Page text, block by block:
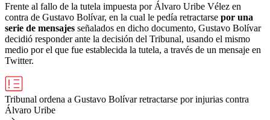
Frente al fallo de la tutela impuesta por Álvaro Uribe Vélez en
contra de Gustavo Bolívar, en la cual le pedía retractarse por una
serie de mensajes señalados en dicho documento, Gustavo Bolívar
decidió responder ante la decisión del Tribunal, usando el mismo
medio por el que fue establecida la tutela, a través de un mensaje en
Twitter.
Tribunal ordena a Gustavo Bolívar retractarse por injurias contra
Álvaro Uribe